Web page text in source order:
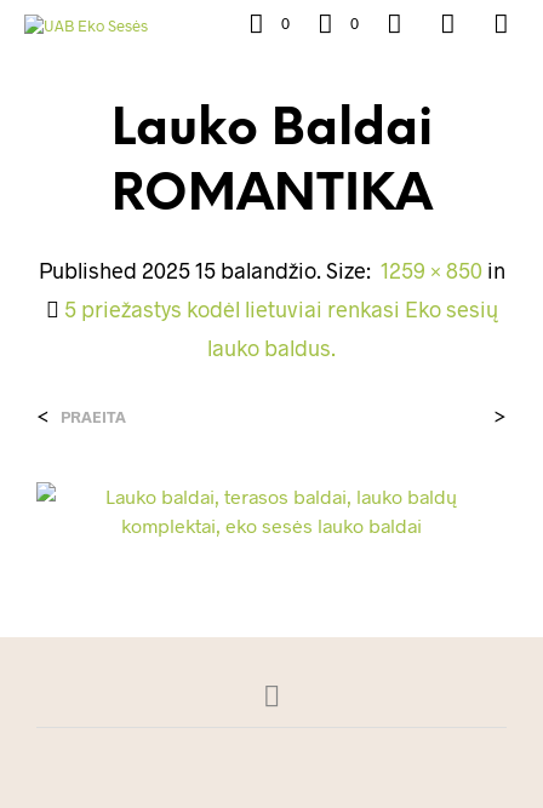
0 0
Lauko Baldai
ROMANTIKA
Published 2025 15 balandžio. Size: 1259 × 850in
5 priežastys kodėl lietuviai renkasi Eko sesių
lauko baldus.
< PRAEITA >